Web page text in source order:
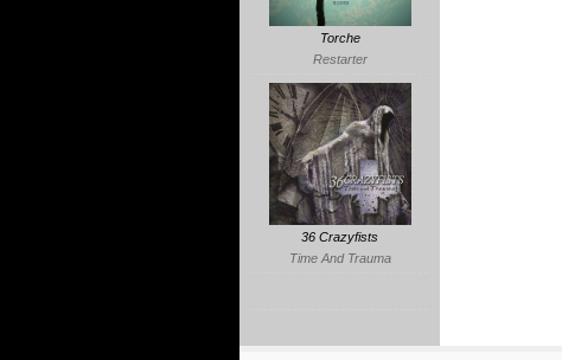
Torche
Restarter
36 Crazyfists
Time And Trauma